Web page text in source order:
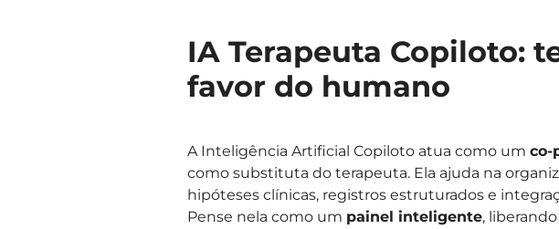
IA Terapeuta Copiloto:
favor do humano
A Inteligência Artificial Copiloto atua como um co-
como substituta do terapeuta. Ela ajuda na
hipóteses clínicas, registros estruturados e
Pense nela como um painel inteligente,